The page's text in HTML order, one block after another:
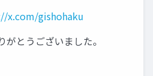
x.com/gishohaku
がとうございました。